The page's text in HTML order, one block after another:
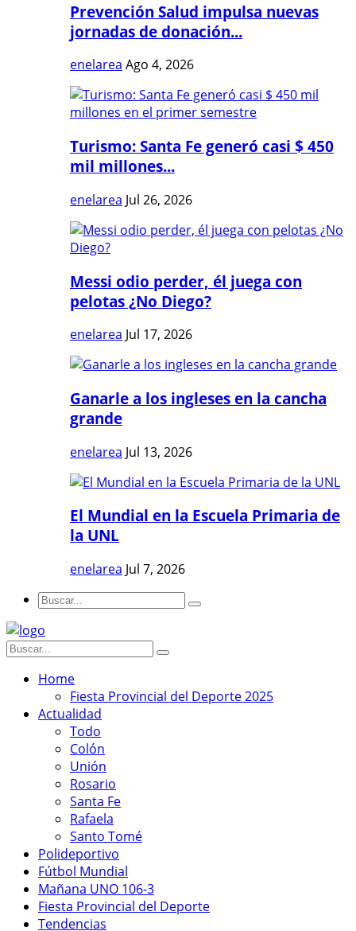
Prevención Salud impulsa nuevas
jornadas de donación...
enelarea Ago 4, 2026
Turismo: Santa Fe generó casi $ 450
mil millones...
enelarea Jul 26, 2026
Messi odio perder, él juega con
pelotas ¿No Diego?
enelarea Jul 17, 2026
Ganarle a los ingleses en la cancha
grande
enelarea Jul 13, 2026
El Mundial en la Escuela Primaria de
la UNL
enelarea Jul 7, 2026
Home
Fiesta Provincial del Deporte 2025
Actualidad
Todo
Colón
Unión
Rosario
Santa Fe
Rafaela
Santo Tomé
Polideportivo
Fútbol Mundial
Mañana UNO 106-3
Fiesta Provincial del Deporte
Tendencias